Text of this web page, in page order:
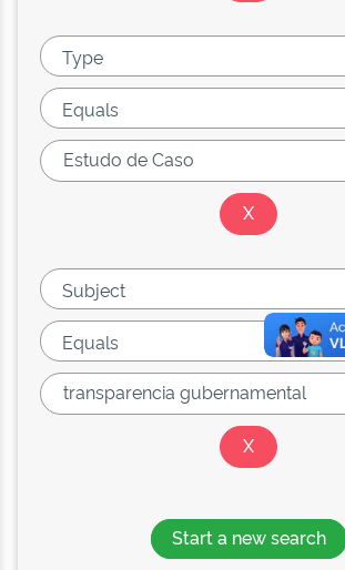
Start a new search